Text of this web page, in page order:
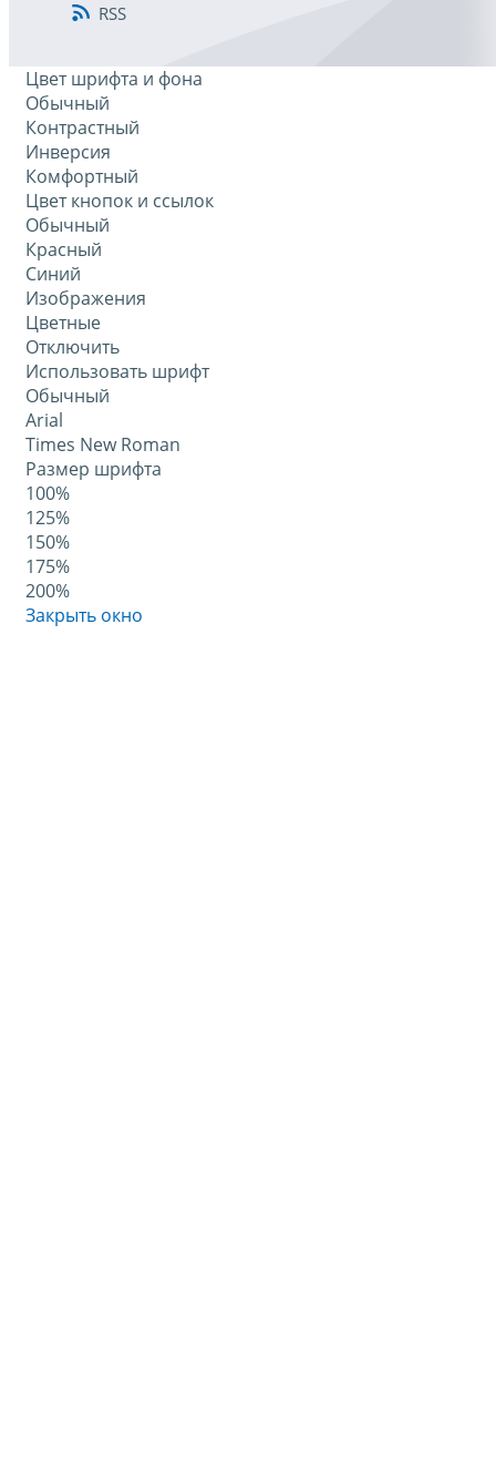
RSS
Цвет шрифта и фона
Обычный
Контрастный
Инверсия
Комфортный
Цвет кнопок и ссылок
Обычный
Красный
Синий
Изображения
Цветные
Отключить
Использовать шрифт
Обычный
Arial
Times New Roman
Размер шрифта
100%
125%
150%
175%
200%
Закрыть окно